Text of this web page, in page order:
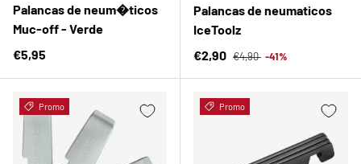
Palancas de neum�ticos
Muc-off - Verde
Precio normal
€5,95
Palancas de neumaticos
IceToolz
Precio de venta
€2,90 Precio normal
€4,90 -41%
Promo Promo